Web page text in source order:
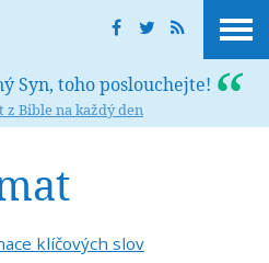
Syn, toho poslouchejte!
z Bible na každý den
klíčových slov